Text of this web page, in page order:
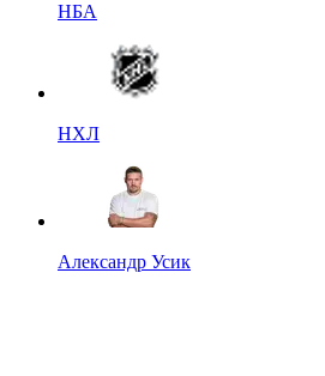
НБА
НХЛ
Александр Усик